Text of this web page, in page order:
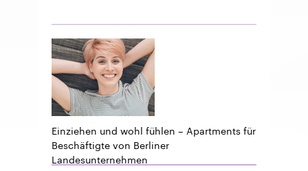
Einziehen und wohl fühlen – Apartments für
Beschäftigte von Berliner
Landesunternehmen